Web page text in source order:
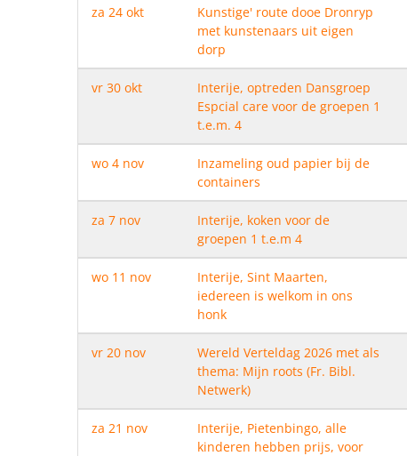
za 24 okt
Kunstige' route dooe Dronryp
met kunstenaars uit eigen
dorp
vr 30 okt
Interije, optreden Dansgroep
Espcial care voor de groepen 1
t.e.m. 4
wo 4 nov
Inzameling oud papier bij de
containers
za 7 nov
Interije, koken voor de
groepen 1 t.e.m 4
wo 11 nov
Interije, Sint Maarten,
iedereen is welkom in ons
honk
vr 20 nov
Wereld Verteldag 2026 met als
thema: Mijn roots (Fr. Bibl.
Netwerk)
za 21 nov
Interije, Pietenbingo, alle
kinderen hebben prijs, voor